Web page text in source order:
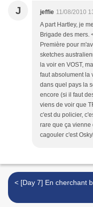
J jeffie 11/08/2010
A part Hartley, je
Brigade des mers.
Première pour
sketches
la voir en VOST,
faut absolument la
dans quel pays la
encore (si il faut
viens de voir que
c'est du policier,
rare que ça vienne
cagouler c'est
< [Day 7] En cherchant